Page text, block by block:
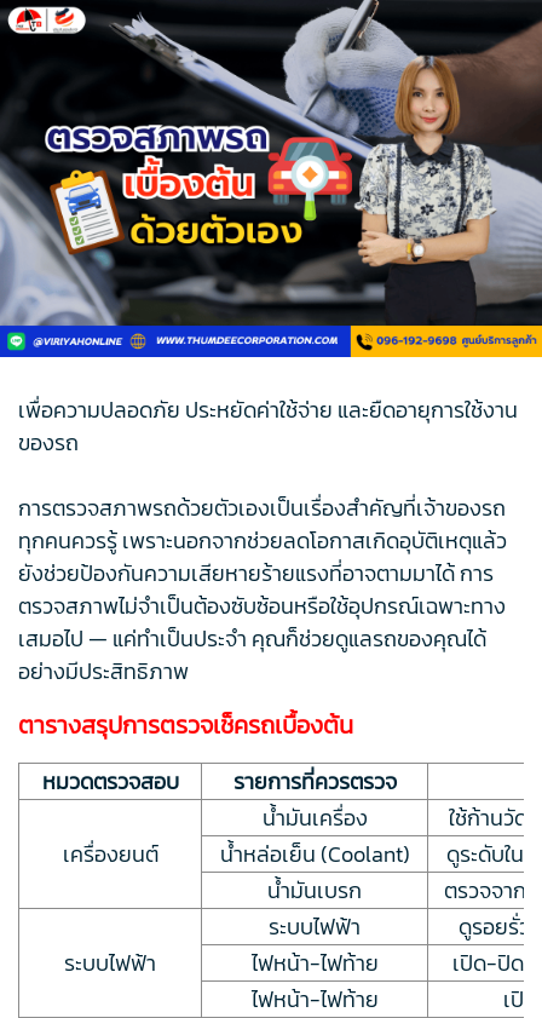
เพื่อความปลอดภัย ประหยัดค่าใช้จ่าย และยืดอายุการใช้งาน
ของรถ
การตรวจสภาพรถด้วยตัวเองเป็นเรื่องสำคัญที่เจ้าของรถ
ทุกคนควรรู้ เพราะนอกจากช่วยลดโอกาสเกิดอุบัติเหตุแล้ว
ยังช่วยป้องกันความเสียหายร้ายแรงที่อาจตามมาได้ การ
ตรวจสภาพไม่จำเป็นต้องซับซ้อนหรือใช้อุปกรณ์เฉพาะทาง
เสมอไป — แค่ทำเป็นประจำ คุณก็ช่วยดูแลรถของคุณได้
อย่างมีประสิทธิภาพ
ตารางสรุปการตรวจเช็ครถเบื้องต้น
หมวดตรวจสอบ รายการที่ควรตรวจ
เครื่องยนต์
น้ำมันเครื่อง
ใช้ก้านวัด
น้ำหล่อเย็น (Coolant)
ดูระดับใน
น้ำมันเบรก
ตรวจจาก
ระบบไฟฟ้า
ระบบไฟฟ้า
ดูรอยรั่ว
ไฟหน้า-ไฟท้าย
เปิด-ปิดดู
ไฟหน้า-ไฟท้าย
เปิ